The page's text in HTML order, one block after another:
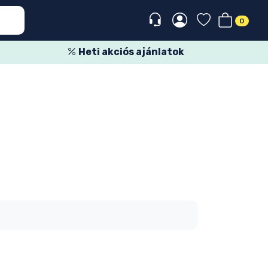
0
Heti akciós ajánlatok